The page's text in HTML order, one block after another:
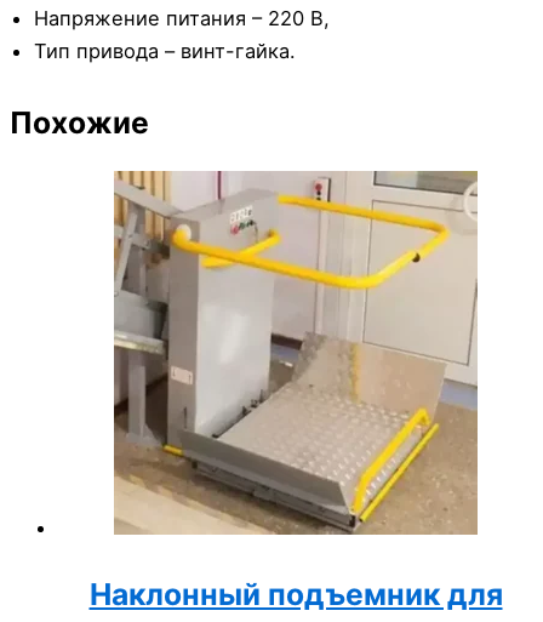
Напряжение питания – 220 В,
Тип привода – винт-гайка.
Похожие
Наклонный подъемник для